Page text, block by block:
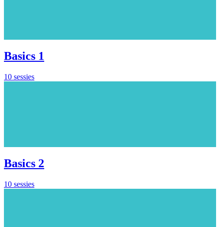
Basics 1
10 sessies
Basics 2
10 sessies